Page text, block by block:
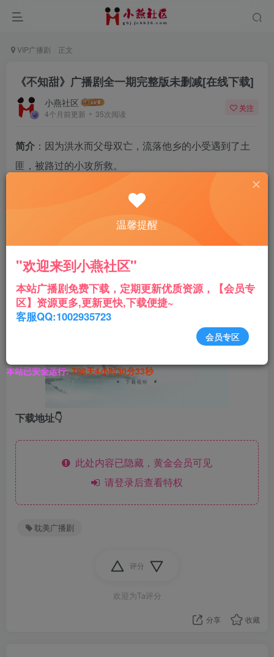
VIP广播剧 正文
《不知甜》广播剧全一期完整版未删减[在线下载]
小燕社区
4个月前更新 35次阅读
关注
简介 ：因为洪水而父母双亡，流落他乡的小受遇到了土
匪，被路过的小攻所救。
无所不精，就是每天不务正业，喜欢钓鱼逗鸟。
小攻对小受很好，照顾他，还帮他开了一个糕点铺子，
两人互相被对方吸引，最后he。
主役：紫枫儿&泽小西
下载地址👇
此处内容已隐藏，黄金会员可见
请登录后查看特权
耽美广播剧
评分
欢迎为Ta评分
分享 收藏
温馨提醒
"欢迎来到小燕社区"
本站广播剧免费下载，定期更新优质资源，【会员专
区】资源更多,更新更快,下载便捷~
客服QQ:1002935723
会员专区
本站已安全运行: 788天4小时30分34秒